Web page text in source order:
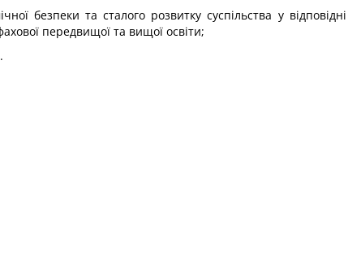
безпеки та сталого розвитку суспільства у
передвищої та вищої освіти;